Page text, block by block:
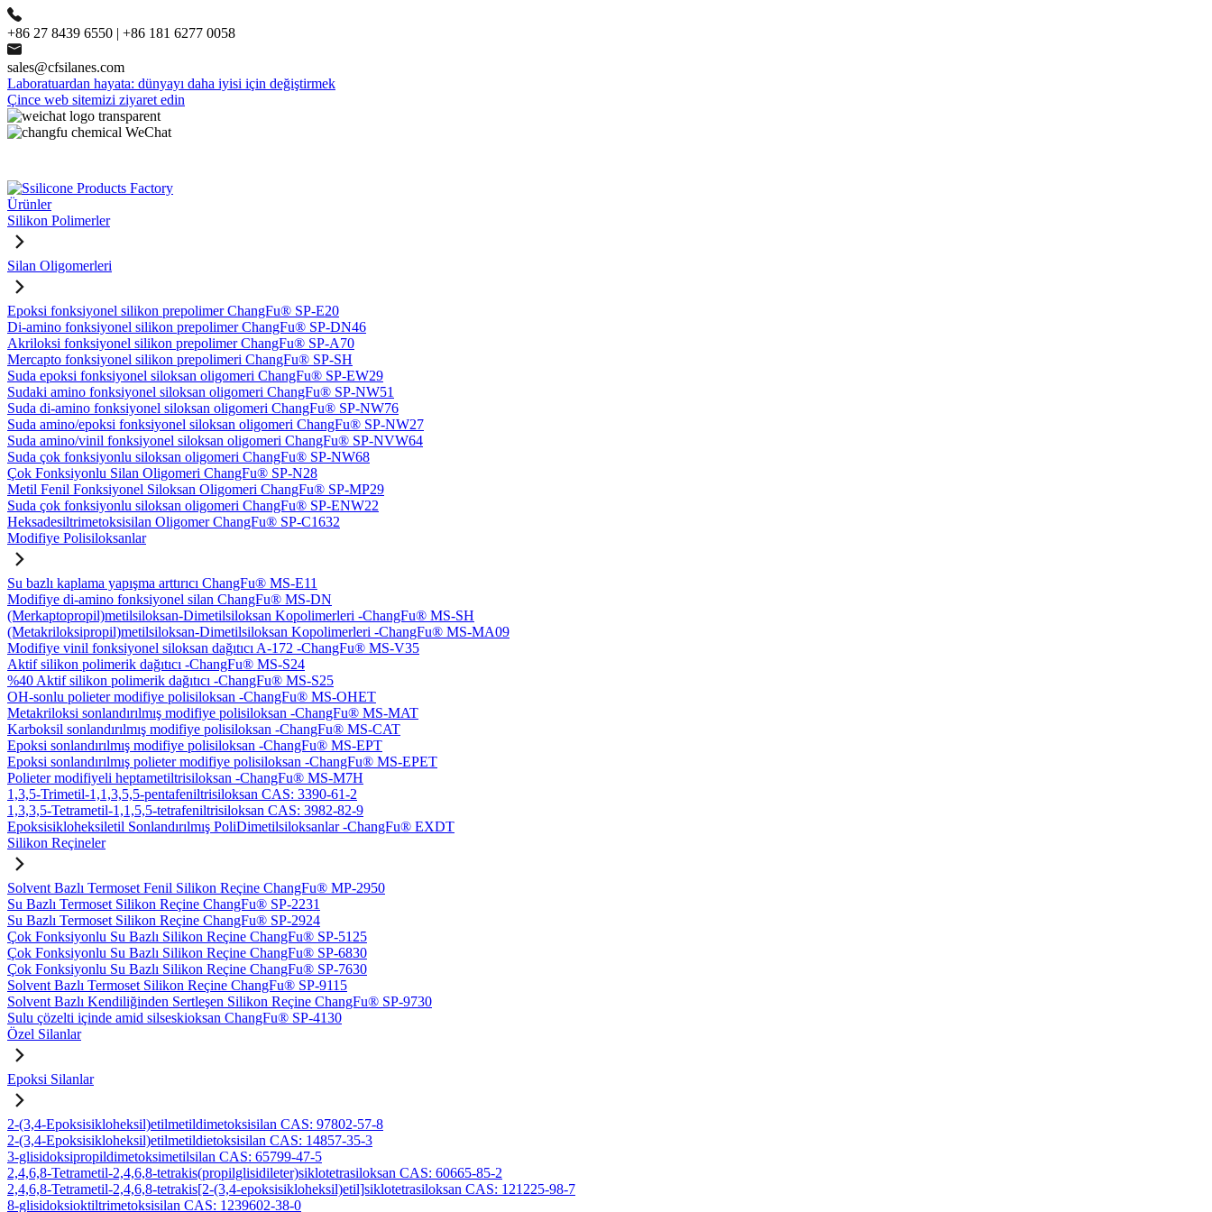
+86 27 8439 6550 | +86 181 6277 0058
sales@cfsilanes.com
Laboratuardan hayata: dünyayı daha iyisi için değiştirmek
Çince web sitemizi ziyaret edin
Ürünler
Silikon Polimerler
Silan Oligomerleri
Epoksi fonksiyonel silikon prepolimer ChangFu® SP-E20
Di-amino fonksiyonel silikon prepolimer ChangFu® SP-DN46
Akriloksi fonksiyonel silikon prepolimer ChangFu® SP-A70
Mercapto fonksiyonel silikon prepolimeri ChangFu® SP-SH
Suda epoksi fonksiyonel siloksan oligomeri ChangFu® SP-EW29
Sudaki amino fonksiyonel siloksan oligomeri ChangFu® SP-NW51
Suda di-amino fonksiyonel siloksan oligomeri ChangFu® SP-NW76
Suda amino/epoksi fonksiyonel siloksan oligomeri ChangFu® SP-NW27
Suda amino/vinil fonksiyonel siloksan oligomeri ChangFu® SP-NVW64
Suda çok fonksiyonlu siloksan oligomeri ChangFu® SP-NW68
Çok Fonksiyonlu Silan Oligomeri ChangFu® SP-N28
Metil Fenil Fonksiyonel Siloksan Oligomeri ChangFu® SP-MP29
Suda çok fonksiyonlu siloksan oligomeri ChangFu® SP-ENW22
Heksadesiltrimetoksisilan Oligomer ChangFu® SP-C1632
Modifiye Polisiloksanlar
Su bazlı kaplama yapışma arttırıcı ChangFu® MS-E11
Modifiye di-amino fonksiyonel silan ChangFu® MS-DN
(Merkaptopropil)metilsiloksan-Dimetilsiloksan Kopolimerleri -ChangFu® MS-SH
(Metakriloksipropil)metilsiloksan-Dimetilsiloksan Kopolimerleri -ChangFu® MS-MA09
Modifiye vinil fonksiyonel siloksan dağıtıcı A-172 -ChangFu® MS-V35
Aktif silikon polimerik dağıtıcı -ChangFu® MS-S24
%40 Aktif silikon polimerik dağıtıcı -ChangFu® MS-S25
OH-sonlu polieter modifiye polisiloksan -ChangFu® MS-OHET
Metakriloksi sonlandırılmış modifiye polisiloksan -ChangFu® MS-MAT
Karboksil sonlandırılmış modifiye polisiloksan -ChangFu® MS-CAT
Epoksi sonlandırılmış modifiye polisiloksan -ChangFu® MS-EPT
Epoksi sonlandırılmış polieter modifiye polisiloksan -ChangFu® MS-EPET
Polieter modifiyeli heptametiltrisiloksan -ChangFu® MS-M7H
1,3,5-Trimetil-1,1,3,5,5-pentafeniltrisiloksan CAS: 3390-61-2
1,3,3,5-Tetrametil-1,1,5,5-tetrafeniltrisiloksan CAS: 3982-82-9
Epoksisikloheksiletil Sonlandırılmış PoliDimetilsiloksanlar -ChangFu® EXDT
Silikon Reçineler
Solvent Bazlı Termoset Fenil Silikon Reçine ChangFu® MP-2950
Su Bazlı Termoset Silikon Reçine ChangFu® SP-2231
Su Bazlı Termoset Silikon Reçine ChangFu® SP-2924
Çok Fonksiyonlu Su Bazlı Silikon Reçine ChangFu® SP-5125
Çok Fonksiyonlu Su Bazlı Silikon Reçine ChangFu® SP-6830
Çok Fonksiyonlu Su Bazlı Silikon Reçine ChangFu® SP-7630
Solvent Bazlı Termoset Silikon Reçine ChangFu® SP-9115
Solvent Bazlı Kendiliğinden Sertleşen Silikon Reçine ChangFu® SP-9730
Sulu çözelti içinde amid silseskioksan ChangFu® SP-4130
Özel Silanlar
Epoksi Silanlar
2-(3,4-Epoksisikloheksil)etilmetildimetoksisilan CAS: 97802-57-8
2-(3,4-Epoksisikloheksil)etilmetildietoksisilan CAS: 14857-35-3
3-glisidoksipropildimetoksimetilsilan CAS: 65799-47-5
2,4,6,8-Tetrametil-2,4,6,8-tetrakis(propilglisidileter)siklotetrasiloksan CAS: 60665-85-2
2,4,6,8-Tetrametil-2,4,6,8-tetrakis[2-(3,4-epoksisikloheksil)etil]siklotetrasiloksan CAS: 121225-98-7
8-glisidoksioktiltrimetoksisilan CAS: 1239602-38-0